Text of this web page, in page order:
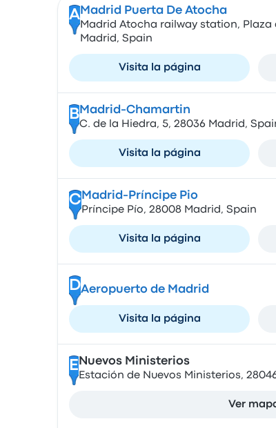
A Madrid Puerta De Atocha
Madrid Atocha railway station, Plaza
Madrid, Spain
Visita la página
B Madrid-Chamartin
C. de la Hiedra, 5, 28036 Madrid,
Visita la página
CMadrid-Príncipe Pio
Príncipe Pío, 28008 Madrid, Spain
Visita la página
DAeropuerto de Madrid
Visita la página
E Nuevos Ministerios
Estación de Nuevos Ministerios,
Ver